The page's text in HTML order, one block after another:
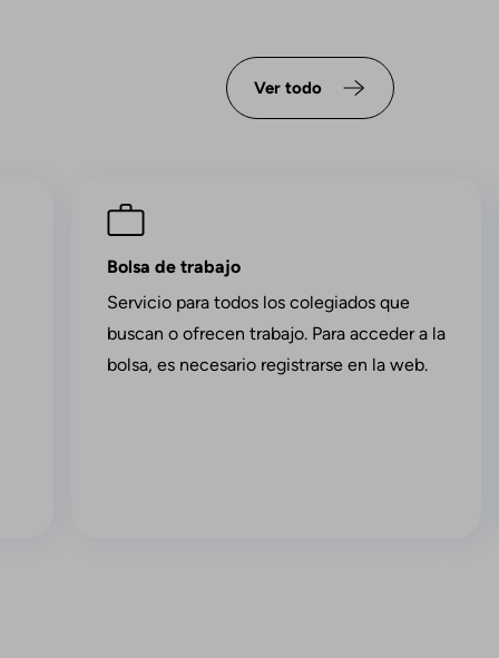
Imagen
Bolsa de trabajo
Servicio para todos los colegiados que
buscan o ofrecen trabajo. Para acceder a la
bolsa, es necesario registrarse en la web.
Ver todo